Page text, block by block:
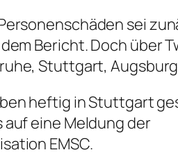
sei
Bericht. Doch über
Stuttgart,
heftig in Stuttgart
eine Meldung der
EMSC.